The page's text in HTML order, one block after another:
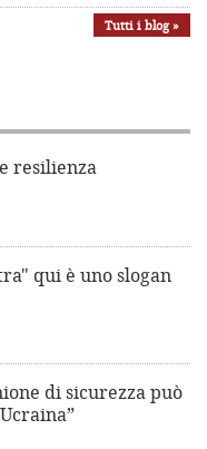
Tutti i blog »
resilienza
qui è uno slogan
di sicurezza può